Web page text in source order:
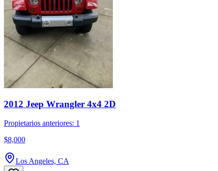
2012 Jeep Wrangler 4x4 2D
Propietarios anteriores: 1
$8,000
Los Angeles, CA